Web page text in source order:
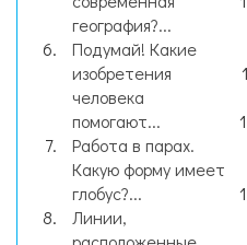
география?...
Подумай! Какие
изобретения
человека
помогают...
Работа в парах.
Какую форму имеет
глобус?...
Линии,